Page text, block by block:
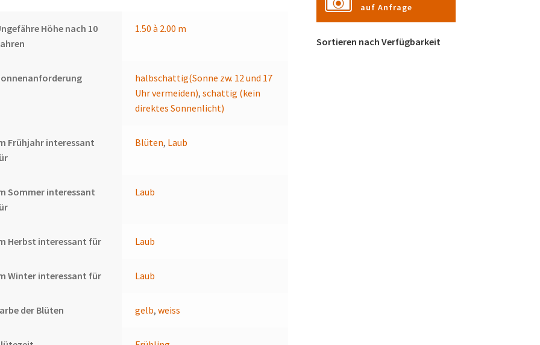
Höhe nach 10
1.50 à 2.00 m
halbschattig(Sonne zw. 12 und 17
Uhr vermeiden),schattig (kein
direktes Sonnenlicht)
Frühjahr interessant
Blüten, Laub
Sommer interessant
Laub
Herbst interessant für Laub
Winter interessant für Laub
der Blüten gelb,weiss
auf Anfrage
Sortieren nach Verfügbarkeit